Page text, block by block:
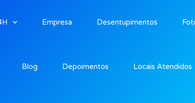
Empresa Desentupimentos
Blog Depoimentos Locais Atendidos